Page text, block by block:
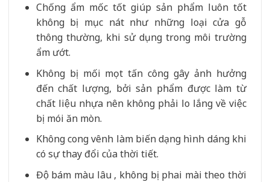
Chống ẩm mốc tốt giúp sản phẩm luôn tốt
không bị mục nát như những loại cửa gỗ
thông thường, khi sử dụng trong môi trường
ẩm ướt.
Không bị mối mọt tấn công gây ảnh hưởng
đến chất lượng, bởi sản phẩm được làm từ
chất liệu nhựa nên không phải lo lắng về việc
bị mói ăn mòn.
Không cong vênh làm biến dạng hình dáng khi
có sự thay đổi của thời tiết.
Độ bám màu lâu , không bị phai mài theo thời